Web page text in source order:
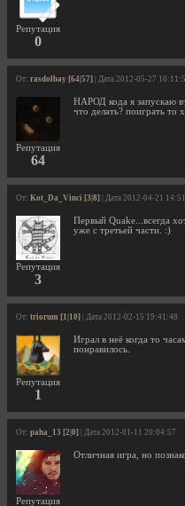
Репутация
0
От: rasdolbay [64|57] | Дата 2012-05-27
Репутация
64
НАРОД кода я запускаю
что делать? поиграть то
От: Kot_Da_Vinci [3|8] | Дата 2012-04-21
Репутация
3
Первый Quake...всегда
уже с третьей части. :)
От: triorum [1|10] | Дата 2012-02-15 19:41:48
Репутация
1
Играл в неё когда то
понравилось.
От: paha_13 [2|0] | Дата 2012-01-11 20:04:57
Репутация
Отличная игра, но